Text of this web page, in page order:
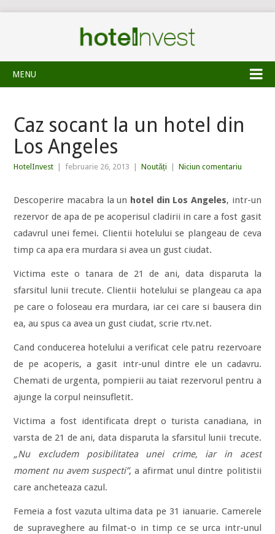
MENU
Caz socant la un hotel din
Los Angeles
HotelInvest februarie 26, 2013 Noutăți Niciun comentariu
Descoperire macabra la un hotel din Los Angeles, intr-un
rezervor de apa de pe acoperisul cladirii in care a fost gasit
cadavrul unei femei. Clientii hotelului se plangeau de ceva
timp ca apa era murdara si avea un gust ciudat.
Victima este o tanara de 21 de ani, data disparuta la
sfarsitul lunii trecute. Clientii hotelului se plangeau ca apa
pe care o foloseau era murdara, iar cei care si bausera din
ea, au spus ca avea un gust ciudat, scrie rtv.net.
Cand conducerea hotelului a verificat cele patru rezervoare
de pe acoperis, a gasit intr-unul dintre ele un cadavru.
Chemati de urgenta, pompierii au taiat rezervorul pentru a
ajunge la corpul neinsufletit.
Victima a fost identificata drept o turista canadiana, in
varsta de 21 de ani, data disparuta la sfarsitul lunii trecute.
„Nu excludem posibilitatea unei crime, iar in acest
moment nu avem suspecti”, a afirmat unul dintre politistii
care ancheteaza cazul.
Femeia a fost vazuta ultima data pe 31 ianuarie. Camerele
de supraveghere au filmat-o in timp ce se urca intr-unul